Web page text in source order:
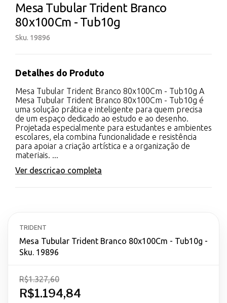
Mesa Tubular Trident Branco
80x100Cm - Tub10g
Sku. 19896
Detalhes do Produto
Mesa Tubular Trident Branco 80x100Cm - Tub10g A
Mesa Tubular Trident Branco 80x100Cm - Tub10g é
uma solução prática e inteligente para quem precisa
de um espaço dedicado ao estudo e ao desenho.
Projetada especialmente para estudantes e ambientes
escolares, ela combina funcionalidade e resistência
para apoiar a criação artística e a organização de
materiais. ...
Ver descricao completa
TRIDENT
Mesa Tubular Trident Branco 80x100Cm - Tub10g -
Sku. 19896
R$1.194,84
R$1.327,60